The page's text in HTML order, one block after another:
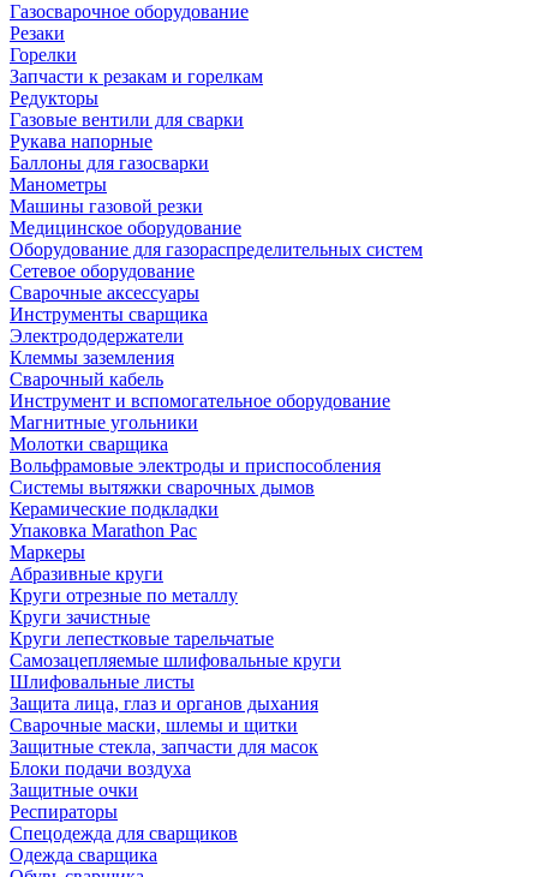
Газосварочное оборудование
Резаки
Горелки
Запчасти к резакам и горелкам
Редукторы
Газовые вентили для сварки
Рукава напорные
Баллоны для газосварки
Манометры
Машины газовой резки
Медицинское оборудование
Оборудование для газораспределительных систем
Сетевое оборудование
Сварочные аксессуары
Инструменты сварщика
Электрододержатели
Клеммы заземления
Сварочный кабель
Инструмент и вспомогательное оборудование
Магнитные угольники
Молотки сварщика
Вольфрамовые электроды и приспособления
Системы вытяжки сварочных дымов
Керамические подкладки
Упаковка Marathon Pac
Маркеры
Абразивные круги
Круги отрезные по металлу
Круги зачистные
Круги лепестковые тарельчатые
Самозацепляемые шлифовальные круги
Шлифовальные листы
Защита лица, глаз и органов дыхания
Сварочные маски, шлемы и щитки
Защитные стекла, запчасти для масок
Блоки подачи воздуха
Защитные очки
Респираторы
Спецодежда для сварщиков
Одежда сварщика